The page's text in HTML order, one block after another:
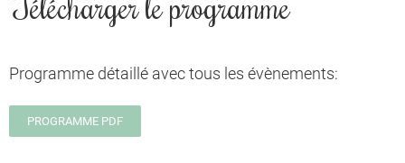
Programme détaillé avec tous les évènements:
PROGRAMME PDF